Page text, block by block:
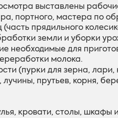
выставлены
портного, мастера по
прядильного
земли и уборки
необходимые для
молока.
(пурки для зерна, лари,
прутьев, корня,
кровати, столы, шкафы